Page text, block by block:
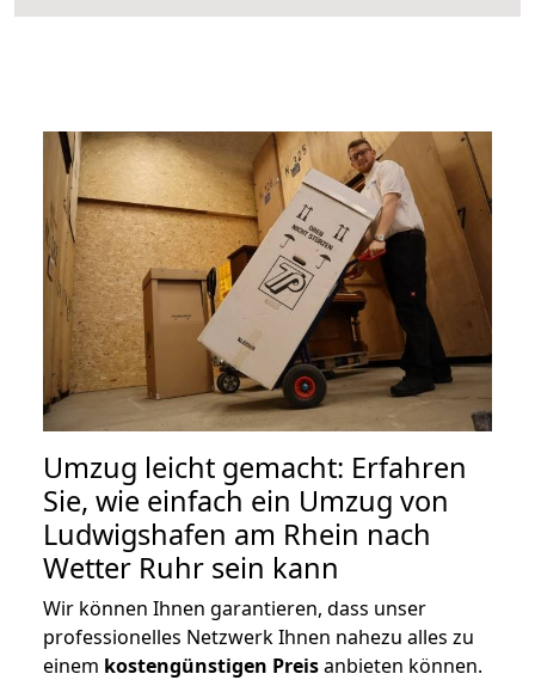
Umzug leicht gemacht: Erfahren
Sie, wie einfach ein Umzug von
Ludwigshafen am Rhein nach
Wetter Ruhr sein kann
Wir können Ihnen garantieren, dass unser
professionelles Netzwerk Ihnen nahezu alles zu
einem kostengünstigen Preisanbieten können.